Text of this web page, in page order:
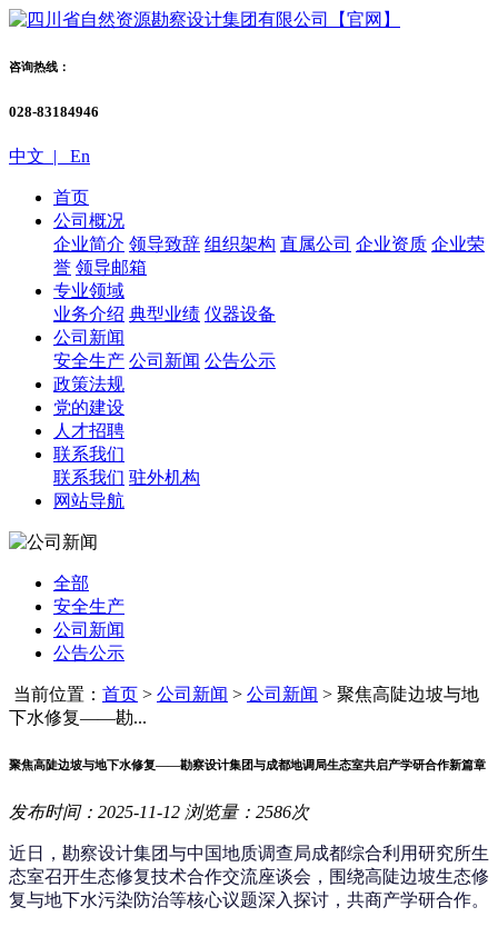
咨询热线：
028-83184946
中文 | En
首页
公司概况
企业简介 领导致辞 组织架构 直属公司 企业资质 企业荣
誉 领导邮箱
专业领域
业务介绍 典型业绩 仪器设备
公司新闻
安全生产 公司新闻 公告公示
政策法规
党的建设
人才招聘
联系我们
联系我们 驻外机构
网站导航
全部
安全生产
公司新闻
公告公示
当前位置： 首页 > 公司新闻 > 公司新闻 > 聚焦高陡边坡与地
下水修复——勘...
聚焦高陡边坡与地下水修复——勘察设计集团与成都地调局生态室共启产学研合作新篇章
发布时间：2025-11-12 浏览量：2586次
近日，勘察设计集团与中国地质调查局成都综合利用研究所生
态室召开生态修复技术合作交流座谈会，围绕高陡边坡生态修
复与地下水污染防治等核心议题深入探讨，共商产学研合作。